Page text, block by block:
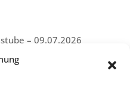
– 09.07.2026
des